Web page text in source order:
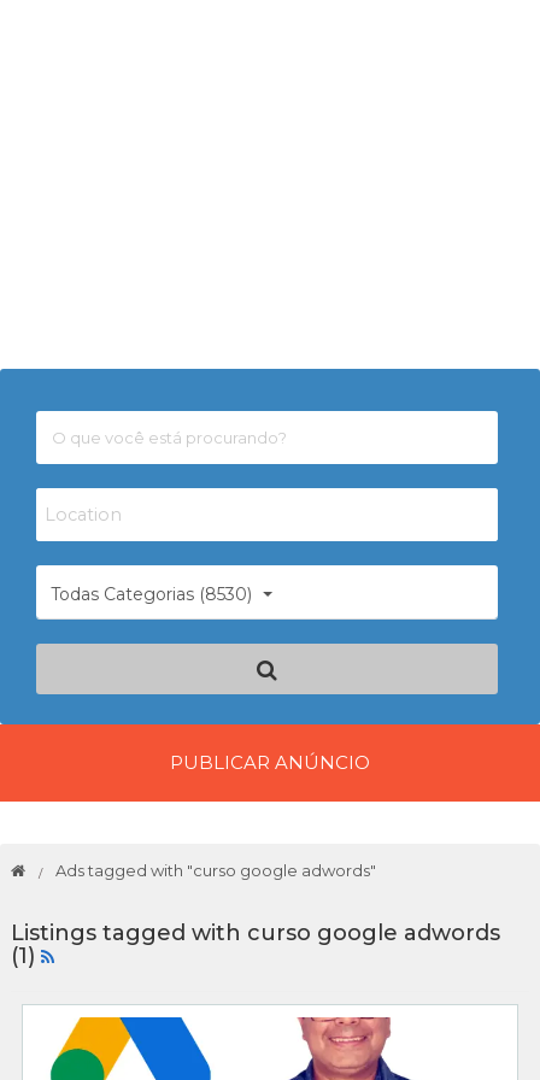
Todas Categorias (8530)
PUBLICAR ANÚNCIO
Ads tagged with "curso google adwords"
Listings tagged with curso google adwords
(1)